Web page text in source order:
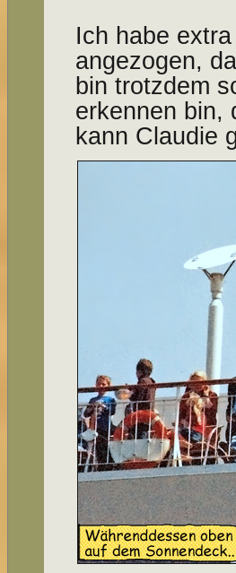
Ich habe
angezogen,
bin trotzdem
erkennen bin,
kann Claudie